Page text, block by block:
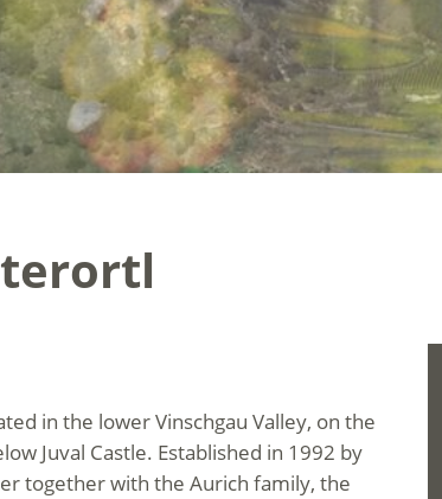
in the lower Vinschgau Valley, on the
Juval Castle. Established in 1992 by
together with the Aurich family, the